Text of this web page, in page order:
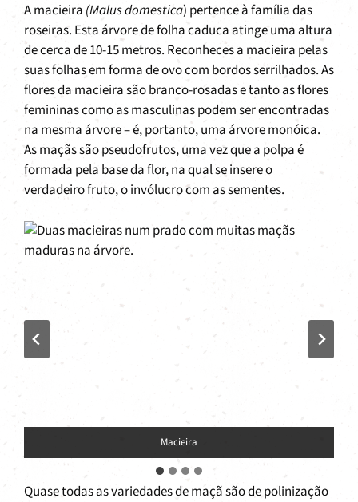
A macieira (Malus domestica) pertence à família das
roseiras. Esta árvore de folha caduca atinge uma altura
de cerca de 10-15 metros. Reconheces a macieira pelas
suas folhas em forma de ovo com bordos serrilhados. As
flores da macieira são branco-rosadas e tanto as flores
femininas como as masculinas podem ser encontradas
na mesma árvore – é, portanto, uma árvore monóica.
As maçãs são pseudofrutos, uma vez que a polpa é
formada pela base da flor, na qual se insere o
verdadeiro fruto, o invólucro com as sementes.
Macieira
Quase todas as variedades de maçã são de polinização